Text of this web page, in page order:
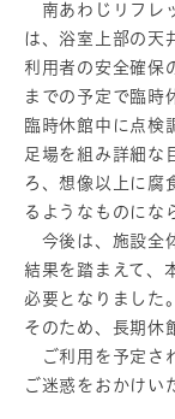
南あわじリフレ
は、浴室上部の天
利用者の安全確保
までの予定で臨時
臨時休館中に点検
足場を組み詳細な
ろ、想像以上に腐
るようなものにな
今後は、施設全
結果を踏まえて、
必要となりました。
そのため、長期休
ご利用を予定さ
ご迷惑をおかけい